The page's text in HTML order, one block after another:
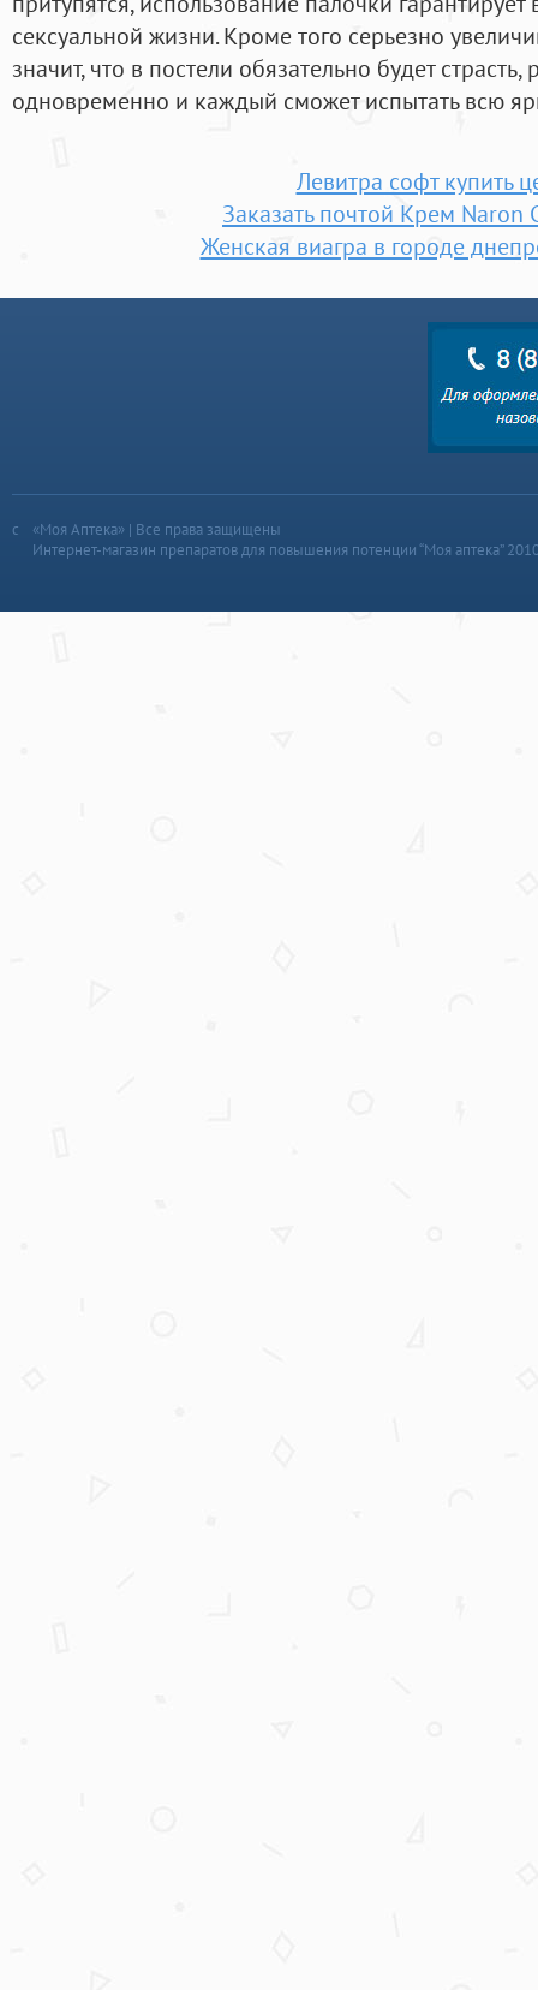
сексуальной жизни. Кроме того серьезно
значит, что в постели обязательно будет
одновременно и каждый сможет испытать всю
Левитра софт купить
Заказать почтой Крем Naron
Женская виагра в городе
«Моя Аптека» | Все права защищены
Интернет-магазин препаратов для повышения потенции “Моя аптека”